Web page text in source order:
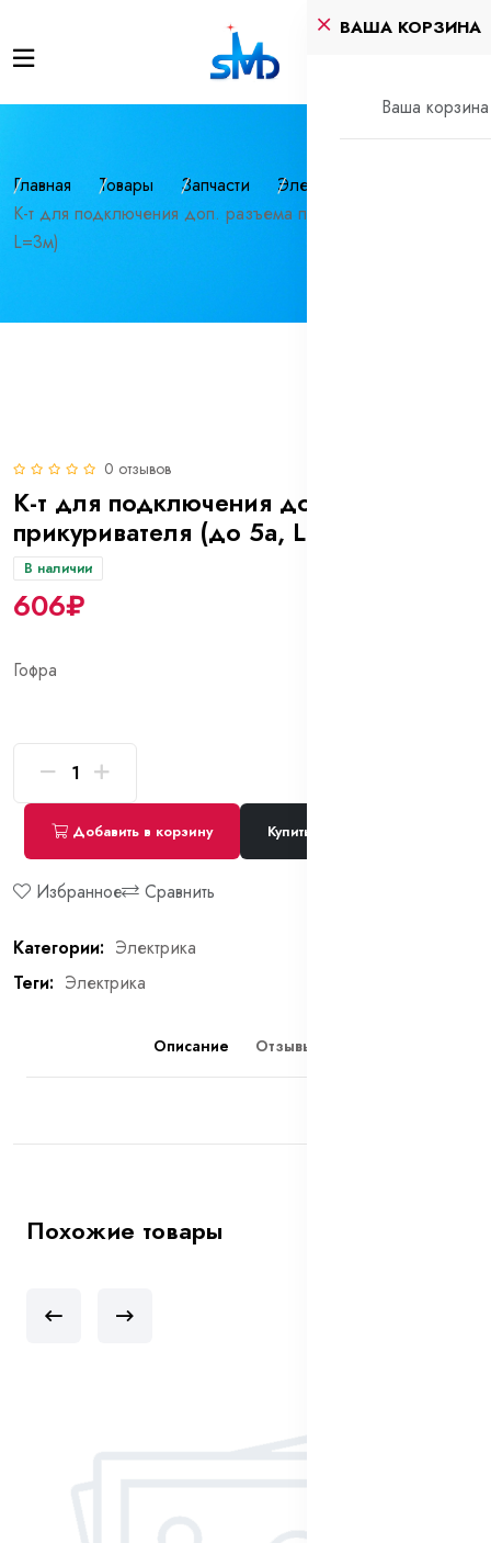
ВАША КОРЗИНА
Ваша корзина
Главная Товары Запчасти
Электрика
К-т для подключения доп. разъема прикуривателя (до 5а,
L=3м)
0 отзывов
К-т для подключения доп. разъема
прикуривателя (до 5а, L=3м)
В наличии
606₽
Гофра
Добавить в корзину Купить сейчас
Избранное Сравнить
Категории: Электрика
Теги: Электрика
Описание Отзывы (0)
Похожие товары